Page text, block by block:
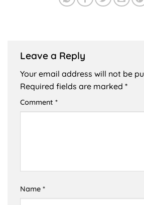
Leave a Reply
Your email address will not be
Required fields are marked *
Comment *
Name *